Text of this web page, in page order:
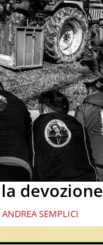
devozione
ANDREA SEMPLICI